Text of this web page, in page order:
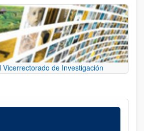
Vicerrectorado de Investigación